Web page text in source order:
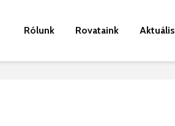
Rólunk Rovataink Aktuális